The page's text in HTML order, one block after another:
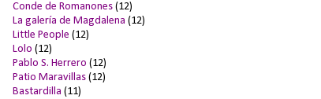
Conde de Romanones (12)
La galería de Magdalena (12)
Little People (12)
Lolo (12)
Pablo S. Herrero (12)
Patio Maravillas (12)
Bastardilla (11)